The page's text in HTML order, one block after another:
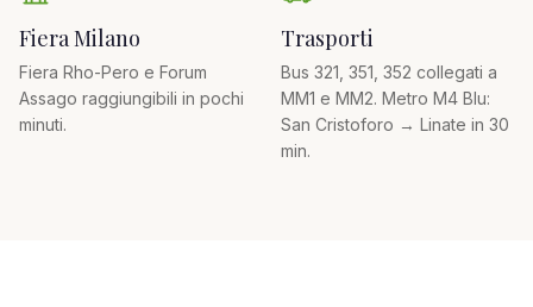
Fiera Milano
Fiera Rho-Pero e Forum
Assago raggiungibili in pochi
minuti.
Trasporti
Bus 321, 351, 352 collegati a
MM1 e MM2. Metro M4 Blu:
San Cristoforo → Linate in 30
min.